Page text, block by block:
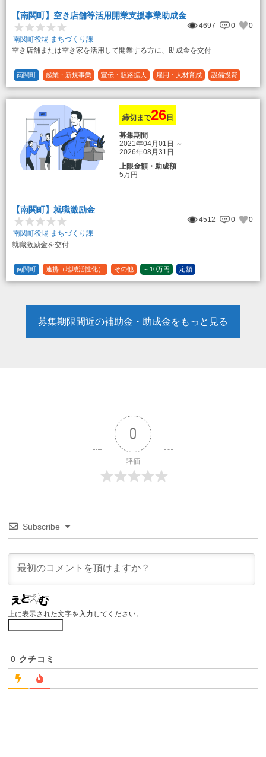
【南関町】空き店舗等活用開業支援事業助成金
4697 0
0
南関町役場 まちづくり課
空き店舗または空き家を活用して開業する方に、助成金を交付
南関町 起業・新規事業 宣伝・販路拡大 雇用・人材育成
設備投資
運転資金
連携（地域活性化） ～30万円 1/3 (33%)
締切まで26 日
募集期間
2021年04月01日 ～
2026年08月31日
上限金額・助成額
5万円
【南関町】就職激励金
4512 0
0
南関町役場 まちづくり課
就職激励金を交付
南関町 連携（地域活性化） その他 ～10万円 定額
募集期限間近の補助金・助成金をもっと見る
0
評価
Subscribe
上に表示された文字を入力してください。
0 クチコミ